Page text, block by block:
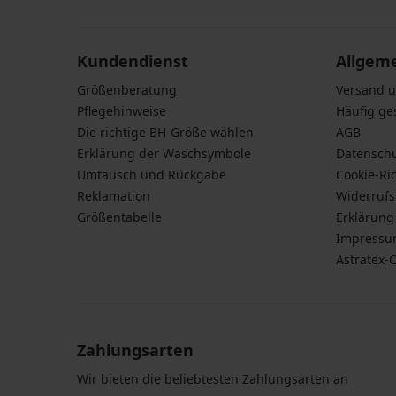
7,49
€
Aktion
3+1
GRATIS
11,99
€
Aktion
3+1
GRATIS
11,99
14,99
€
€
3+1
GRATIS
Kundendienst
Größenberatung
Pflegehinweise
Die richtige BH-Größe wählen
Erklärung der Waschsymbole
Umtausch und Rückgabe
Reklamation
Größentabelle
Versand
Häufig
AGB
Cookie-
Astratex-
Zahlungsarten
Wir bieten die beliebtesten Zahlungsarten an